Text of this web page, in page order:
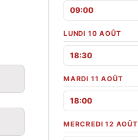
09:00
LUNDI 10 AOÛT
18:30
MARDI 11 AOÛT
18:00
MERCREDI 12 AOÛT